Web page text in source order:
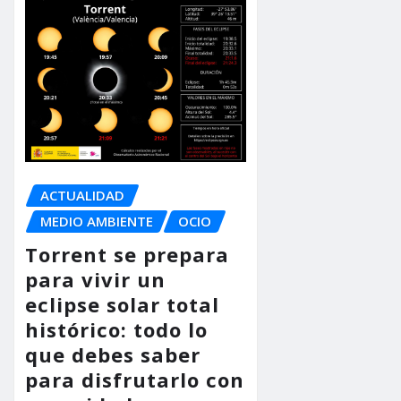
ACTUALIDAD
MEDIO AMBIENTE
OCIO
Torrent se prepara
para vivir un
eclipse solar total
histórico: todo lo
que debes saber
para disfrutarlo con